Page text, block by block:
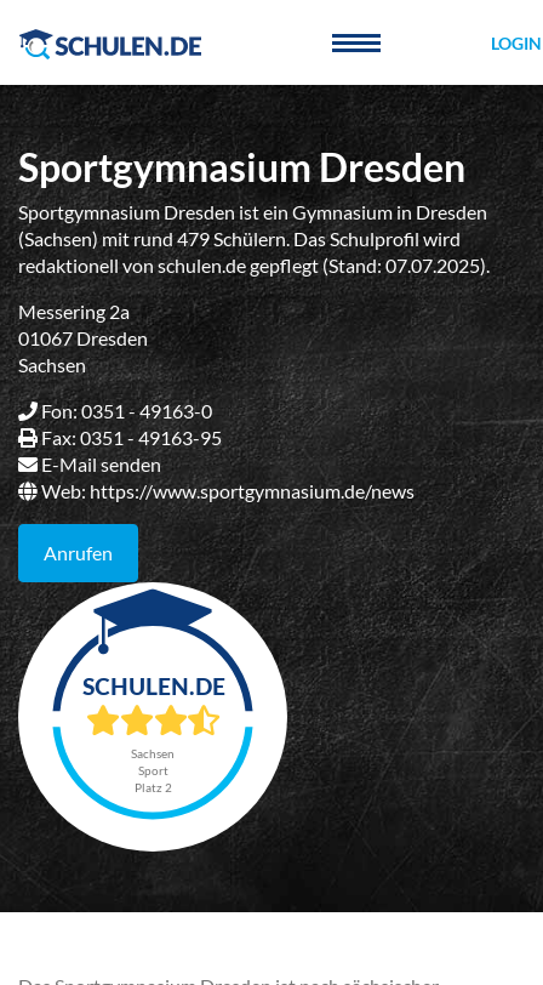
LOGIN
Sportgymnasium Dresden
Sportgymnasium Dresden ist ein Gymnasium in Dresden
(Sachsen) mit rund 479 Schülern. Das Schulprofil wird
redaktionell von schulen.de gepflegt (Stand: 07.07.2025).
Messering 2a
01067 Dresden
Sachsen
Fon: 0351 - 49163-0
Fax: 0351 - 49163-95
E-Mail senden
Web: https://www.sportgymnasium.de/news
Anrufen
Sachsen
Sport
Platz 2